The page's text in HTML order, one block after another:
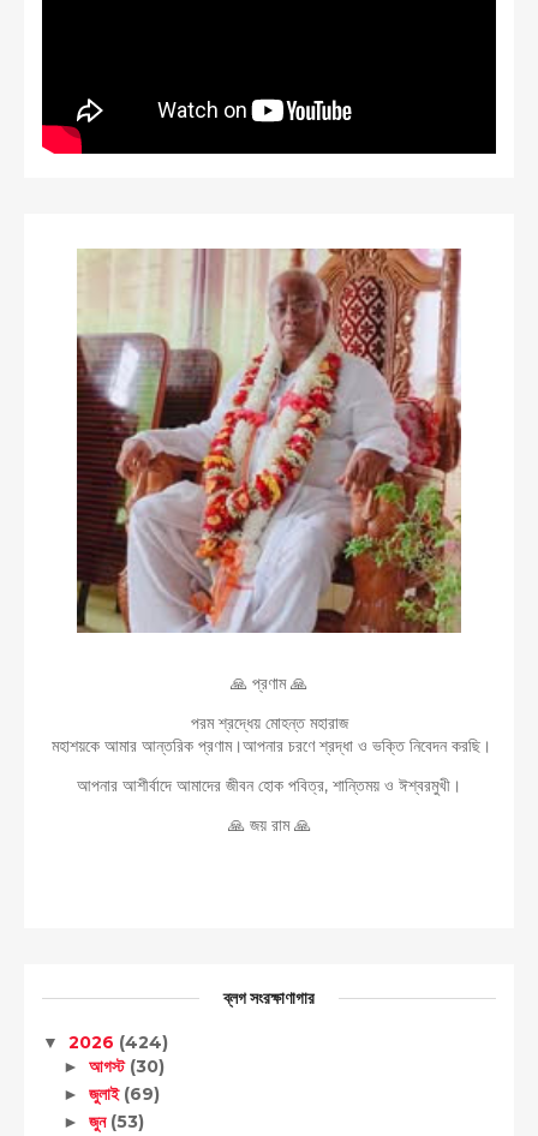
🙏 প্রণাম 🙏
পরম শ্রদ্ধেয় মোহন্ত মহারাজ
মহাশয়কে আমার আন্তরিক প্রণাম।আপনার চরণে শ্রদ্ধা ও ভক্তি নিবেদন করছি।
আপনার আশীর্বাদে আমাদের জীবন হোক পবিত্র, শান্তিময় ও ঈশ্বরমুখী।
🙏 জয় রাম 🙏
ব্লগ সংরক্ষাণাগার
▼ 2026 (424)
► আগস্ট (30)
► জুলাই (69)
► জুন (53)